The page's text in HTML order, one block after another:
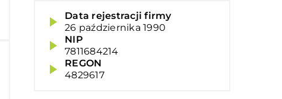
Data rejestracji firmy
26 października 1990
NIP
7811684214
REGON
4829617